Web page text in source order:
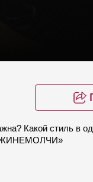
Какой стиль в